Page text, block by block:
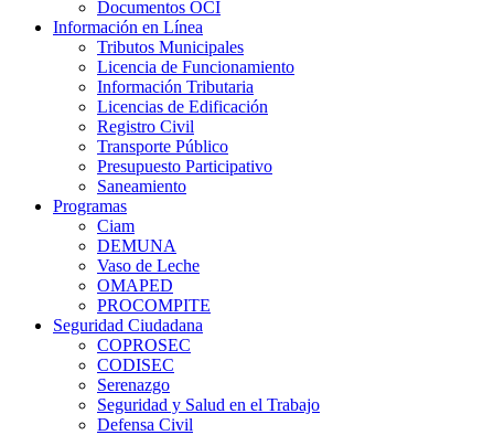
Documentos OCI
Información en Línea
Tributos Municipales
Licencia de Funcionamiento
Información Tributaria
Licencias de Edificación
Registro Civil
Transporte Público
Presupuesto Participativo
Saneamiento
Programas
Ciam
DEMUNA
Vaso de Leche
OMAPED
PROCOMPITE
Seguridad Ciudadana
COPROSEC
CODISEC
Serenazgo
Seguridad y Salud en el Trabajo
Defensa Civil